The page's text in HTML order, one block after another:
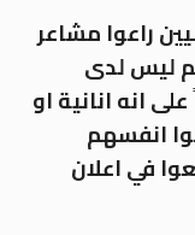
راعوا مشاعر
ليس لدى
انه انانية او
انفسهم
في اعلان